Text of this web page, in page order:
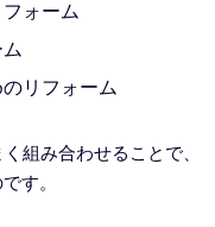
ォーム
リフォーム
組み合わせることで、
す。